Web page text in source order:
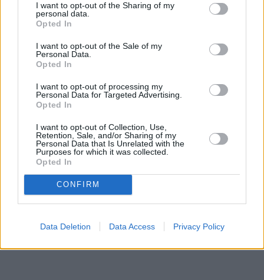
I want to opt-out of the Sharing of my
personal data.
Opted In
I want to opt-out of the Sale of my
Personal Data.
Opted In
I want to opt-out of processing my
Personal Data for Targeted Advertising.
Opted In
I want to opt-out of Collection, Use,
Retention, Sale, and/or Sharing of my
Personal Data that Is Unrelated with the
Purposes for which it was collected.
Opted In
CONFIRM
Data Deletion Data Access Privacy Policy